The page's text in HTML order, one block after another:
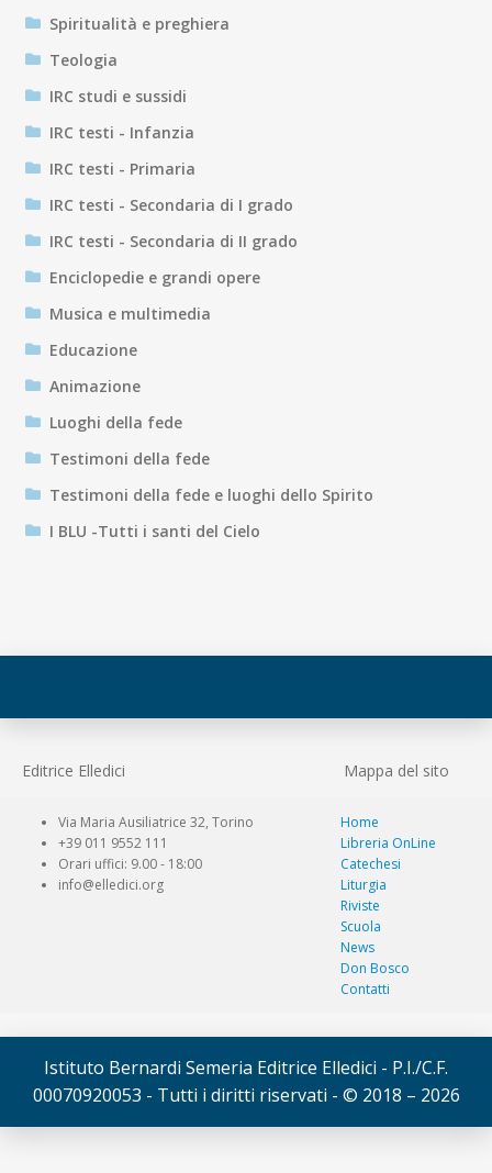
Spiritualità e preghiera
Teologia
IRC studi e sussidi
IRC testi - Infanzia
IRC testi - Primaria
IRC testi - Secondaria di I grado
IRC testi - Secondaria di II grado
Enciclopedie e grandi opere
Musica e multimedia
Educazione
Animazione
Luoghi della fede
Testimoni della fede
Testimoni della fede e luoghi dello Spirito
I BLU -Tutti i santi del Cielo
Editrice Elledici Mappa del sito
Via Maria Ausiliatrice 32, Torino
+39 011 9552 111
Orari uffici: 9.00 - 18:00
info@elledici.org
Home
Libreria OnLine
Catechesi
Liturgia
Riviste
Scuola
News
Don Bosco
Contatti
Istituto Bernardi Semeria Editrice Elledici - P.I./C.F.
00070920053 - Tutti i diritti riservati - © 2018 – 2026